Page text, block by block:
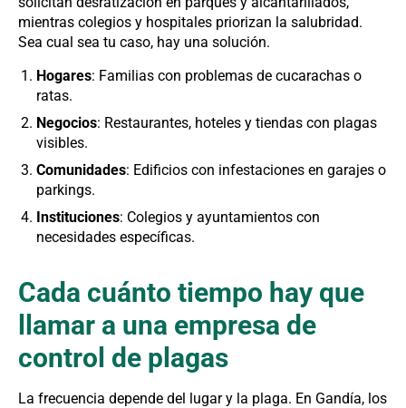
mientras colegios y hospitales priorizan la salubridad.
Sea cual sea tu caso, hay una solución.
Hogares: Familias con problemas de cucarachas o
ratas.
Negocios: Restaurantes, hoteles y tiendas con plagas
visibles.
Comunidades: Edificios con infestaciones en garajes o
parkings.
Instituciones: Colegios y ayuntamientos con
necesidades específicas.
Cada cuánto tiempo hay que
llamar a una empresa de
control de plagas
La frecuencia depende del lugar y la plaga. En Gandía, los